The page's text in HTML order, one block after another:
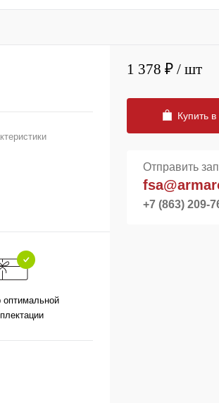
оптимальной
1 378 ₽ / шт
Купить в
Отправить
+7 (863) 209-